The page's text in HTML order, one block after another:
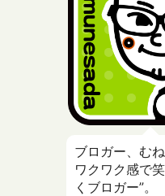
ブロガー、む
ワクワク感で
くブロガー”。